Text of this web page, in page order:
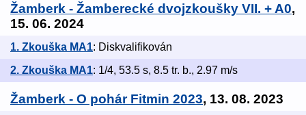
Žamberk - Žamberecké dvojzkoušky VII. + A0,
15. 06. 2024
1. Zkouška MA1: Diskvalifikován
2. Zkouška MA1: 1/4, 53.5 s, 8.5 tr. b., 2.97 m/s
Žamberk - O pohár Fitmin 2023, 13. 08. 2023